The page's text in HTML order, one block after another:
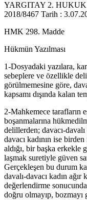
YARGITAY 2. HUKUK
2018/8467 Tarih :
HMK 298. Madde
Hükmün Yazılması
1-Dosyadaki yazılara,
sebeplere ve özellikle
görülmemesine göre,
kapsamı dışında kalan
2-Mahkemece tarafların
boşanmalarına
delillerden; davacı-
davacı kadının ise
aldığı, bir başka erkekle
laşmak suretiyle güven
Gerçekleşen bu durum
davalı-davacı kadın
değerlendirme
doğru olmayıp, bozmayı